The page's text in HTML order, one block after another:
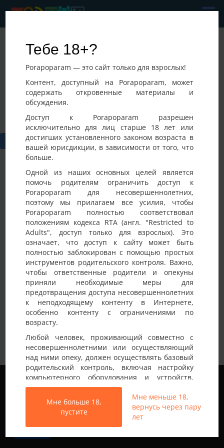
Тебе 18+?
Porapoparam — это сайт только для взрослых!
Контент, доступный на Porapoparam, может
содержать откровенные материалы и
обсуждения.
Доступ к Porapoparam разрешен
исключительно для лиц старше 18 лет или
достигших установленного законом возраста в
вашей юрисдикции, в зависимости от того, что
больше.
Одной из наших основных целей является
помочь родителям ограничить доступ к
Porapoparam для несовершеннолетних,
поэтому мы прилагаем все усилия, чтобы
Porapoparam полностью соответствовал
положениям кодекса RTA (англ. "Restricted to
Adults", доступ только для взрослых). Это
означает, что доступ к сайту может быть
полностью заблокирован с помощью простых
инструментов родительского контроля. Важно,
чтобы ответственные родители и опекуны
приняли необходимые меры для
предотвращения доступа несовершеннолетних
к неподходящему контенту в Интернете,
особенно контенту с ограничениями по
возрасту.
Любой человек, проживающий совместно с
несовершеннолетними или осуществляющий
над ними опеку, должен осуществлять базовый
родительский контроль, включая настройку
компьютерного оборудования и устройств,
установку программного обеспечения или
подключение услуг фильтрации от провайдера,
чтобы заблокировать доступ
несовершеннолетних к неподходящему
контенту.
Мне больше 18,
пустите
Мне меньше 18,
вернусь через пару
лет
28-07-2026 15:31
Украина, Киев
Фото Активность
Детали анкеты
Имя на сайте
Tim
Возраст
35-40 лет
Страна
Украина
Город Киев
Немного о себе:
знайомствам.
Все права защищены © 2013-2026
Свинг знакомства не только в Украине
Мы используем файлы cookie, чтобы обеспечить
наилучшее качество работы на нашем сайте.
Подробнее узнать о том, какие файлы cookie мы
используем, или отключить их можно в разделе